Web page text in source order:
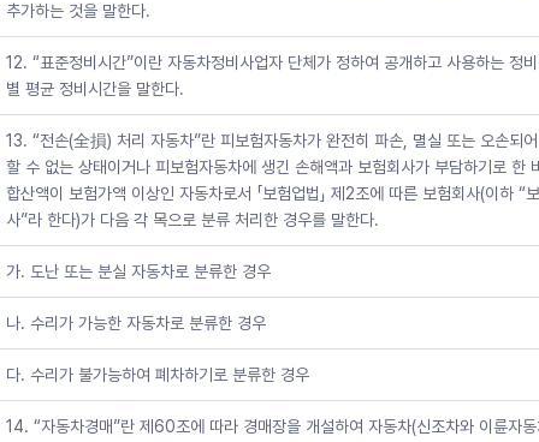
추가하는 것을 말한다.
12. “표준정비시간”이란 자동차정비사업자 단체가 정하여 공개하고 사용하는 정
별 평균 정비시간을 말한다.
13. “전손(全損) 처리 자동차”란 피보험자동차가 완전히 파손, 멸실 또는 오손되
할 수 없는 상태이거나 피보험자동차에 생긴 손해액과 보험회사가 부담하기로 한
합산액이 보험가액 이상인 자동차로서 「보험업법」 제2조에 따른 보험회사(이하 “
사”라 한다)가 다음 각 목으로 분류 처리한 경우를 말한다.
가. 도난 또는 분실 자동차로 분류한 경우
나. 수리가 가능한 자동차로 분류한 경우
다. 수리가 불가능하여 폐차하기로 분류한 경우
14. “자동차경매”란 제60조에 따라 경매장을 개설하여 자동차(신조차와 이륜자